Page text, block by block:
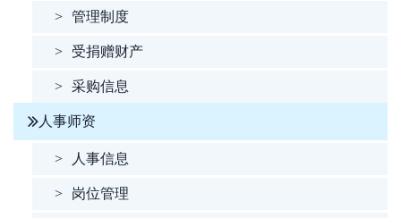
> 管理制度
> 受捐赠财产
> 采购信息
人事师资
> 人事信息
> 岗位管理